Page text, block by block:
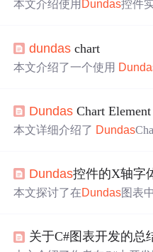
本文介绍使用 Dundas控件
dundas chart
本文介绍了一个使用
图。Dundas Chart
本文详细介绍了 Dundas
之间的关系。
Dundas控件的X轴字
本文探讨了在Dundas图表
关于C#图表开发的总